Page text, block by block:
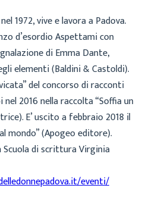
1972, vive e lavora a Padova.
d’esordio Aspettami con
di Emma Dante,
elementi (Baldini & Castoldi).
del concorso di racconti
2016 nella raccolta “Soffia un
E’ uscito a febbraio 2018 il
mondo” (Apogeo editore).
di scrittura Virginia
eventi/